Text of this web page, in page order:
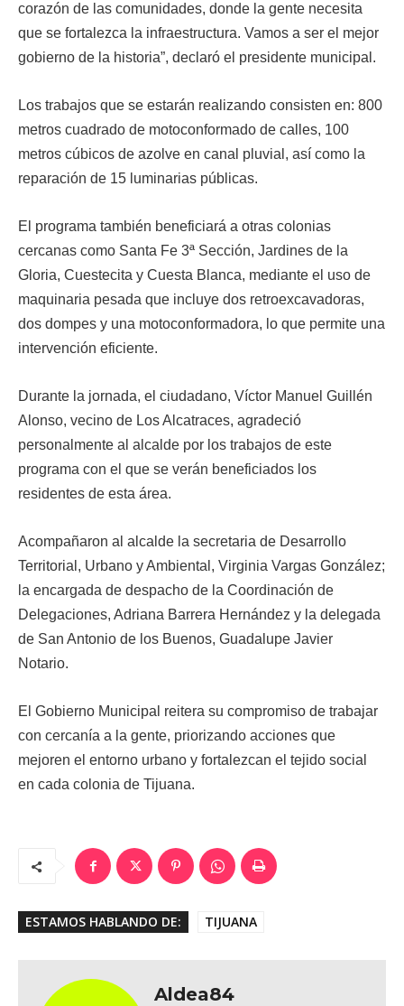
corazón de las comunidades, donde la gente necesita
que se fortalezca la infraestructura. Vamos a ser el mejor
gobierno de la historia”, declaró el presidente municipal.
Los trabajos que se estarán realizando consisten en: 800
metros cuadrado de motoconformado de calles, 100
metros cúbicos de azolve en canal pluvial, así como la
reparación de 15 luminarias públicas.
El programa también beneficiará a otras colonias
cercanas como Santa Fe 3ª Sección, Jardines de la
Gloria, Cuestecita y Cuesta Blanca, mediante el uso de
maquinaria pesada que incluye dos retroexcavadoras,
dos dompes y una motoconformadora, lo que permite una
intervención eficiente.
Durante la jornada, el ciudadano, Víctor Manuel Guillén
Alonso, vecino de Los Alcatraces, agradeció
personalmente al alcalde por los trabajos de este
programa con el que se verán beneficiados los
residentes de esta área.
Acompañaron al alcalde la secretaria de Desarrollo
Territorial, Urbano y Ambiental, Virginia Vargas González;
la encargada de despacho de la Coordinación de
Delegaciones, Adriana Barrera Hernández y la delegada
de San Antonio de los Buenos, Guadalupe Javier
Notario.
El Gobierno Municipal reitera su compromiso de trabajar
con cercanía a la gente, priorizando acciones que
mejoren el entorno urbano y fortalezcan el tejido social
en cada colonia de Tijuana.
ESTAMOS HABLANDO DE: TIJUANA
Aldea84